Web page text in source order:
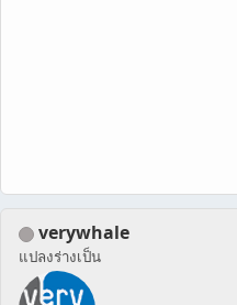
verywhale
แปลงร่างเป็น